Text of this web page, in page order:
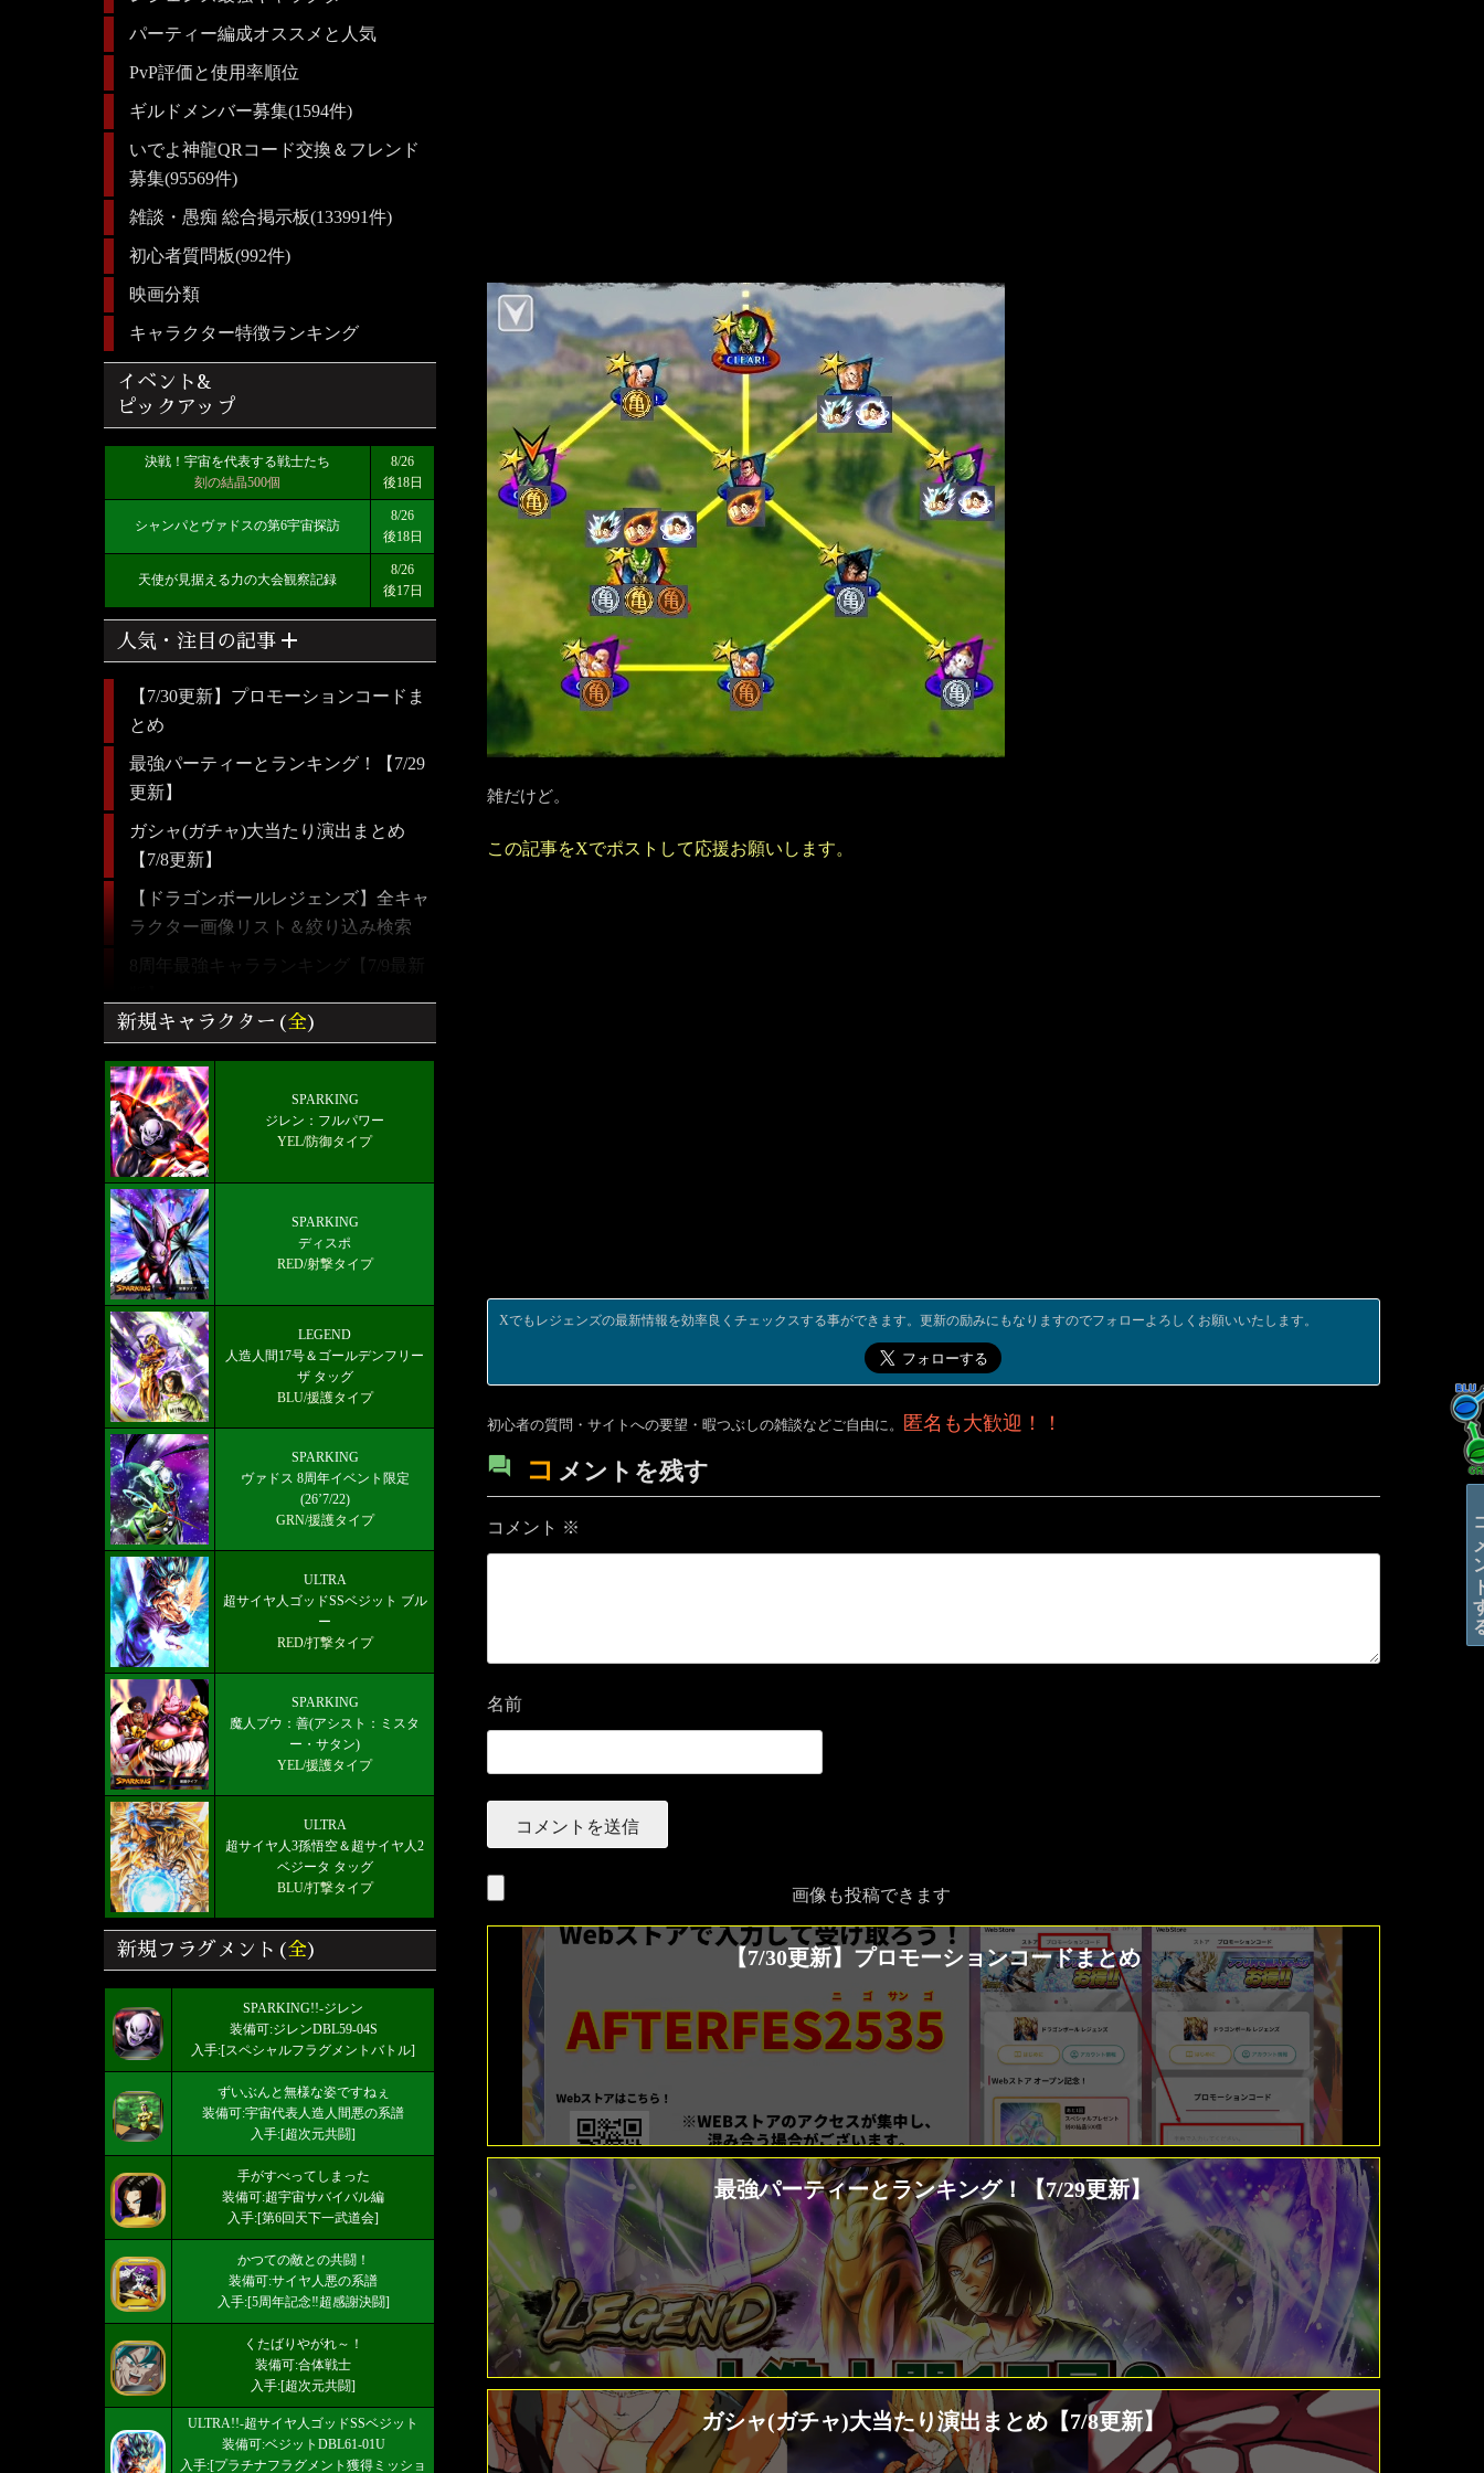
雑だけど。
この記事をXでポストして応援お願いします。
Xでもレジェンズの最新情報を効率良くチェックスする事ができます。更新の励みにもなりますのでフォローよろしくお願いいたします。
初心者の質問・サイトへの要望・暇つぶしの雑談などご自由に。 匿名も大歓迎！！
コ メントを残す
コメント ※
名前
画像も投稿できます
【7/30更新】プロモーションコードまとめ
最強パーティーとランキング！【7/29更新】
ガシャ(ガチャ)大当たり演出まとめ【7/8更新】
パーティー編成オススメと人気
PvP評価と使用率順位
ギルドメンバー募集(1594件)
いでよ神龍QRコード交換＆フレンド
募集(95569件)
雑談・愚痴 総合掲示板(133991件)
初心者質問板(992件)
映画分類
キャラクター特徴ランキング
イベント&
ピックアップ
決戦！宇宙を代表する戦士たち
刻の結晶500個
8/26
後18日
シャンパとヴァドスの第6宇宙探訪
8/26
後18日
天使が見据える力の大会観察記録
8/26
後17日
人気・注目の記事 add
【7/30更新】プロモーションコードま
とめ
最強パーティーとランキング！【7/29
更新】
ガシャ(ガチャ)大当たり演出まとめ
【7/8更新】
【ドラゴンボールレジェンズ】全キャ
ラクター画像リスト＆絞り込み検索
8周年最強キャラランキング【7/9最新
覚醒＆フラグメント効果/入手場所 ド
ラゴンボールレジェンズ
雑談/質問ドラゴンボールレジェンズ
掲示板
好きなキャラから選ぶチーム編成【パ
ーティー】
最新メインストーリー「第19部4章
(8/5)」配信【更新履歴】
LEGEND 人造人間17号＆ゴールデン
フリーザ タッグ
新規キャラクター(全)
SPARKING
ジレン：フルパワー
YEL/防御タイプ
SPARKING
ディスポ
RED/射撃タイプ
LEGEND
人造人間17号＆ゴールデンフリー
ザ タッグ
BLU/援護タイプ
SPARKING
ヴァドス 8周年イベント限定
(26’7/22)
GRN/援護タイプ
ULTRA
超サイヤ人ゴッドSSベジット ブル
ー
RED/打撃タイプ
SPARKING
魔人ブウ：善(アシスト：ミスタ
ー・サタン)
YEL/援護タイプ
ULTRA
超サイヤ人3孫悟空＆超サイヤ人2
ベジータ タッグ
BLU/打撃タイプ
新規フラグメント(全)
SPARKING!!-ジレン
装備可:ジレンDBL59-04S
入手:[スペシャルフラグメントバトル]
ずいぶんと無様な姿ですねぇ
装備可:宇宙代表人造人間悪の系譜
入手:[超次元共闘]
手がすべってしまった
装備可:超宇宙サバイバル編
入手:[第6回天下一武道会]
かつての敵との共闘！
装備可:サイヤ人悪の系譜
入手:[5周年記念‼超感謝決闘]
くたばりやがれ～！
装備可:合体戦士
入手:[超次元共闘]
ULTRA!!-超サイヤ人ゴッドSSベジット
装備可:ベジットDBL61-01U
入手:[プラチナフラグメント獲得ミッショ
コ